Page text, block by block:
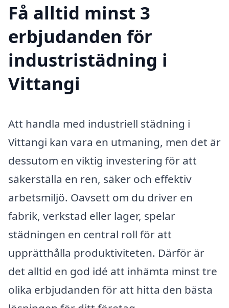
Få alltid minst 3
erbjudanden för
industristädning i
Vittangi
Att handla med industriell städning i
Vittangi kan vara en utmaning, men det är
dessutom en viktig investering för att
säkerställa en ren, säker och effektiv
arbetsmiljö. Oavsett om du driver en
fabrik, verkstad eller lager, spelar
städningen en central roll för att
upprätthålla produktiviteten. Därför är
det alltid en god idé att inhämta minst tre
olika erbjudanden för att hitta den bästa